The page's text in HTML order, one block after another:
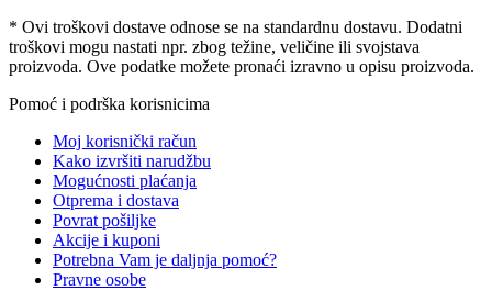
* Ovi troškovi dostave odnose se na standardnu ​​dostavu. Dodatni
troškovi mogu nastati npr. zbog težine, veličine ili svojstava
proizvoda. Ove podatke možete pronaći izravno u opisu proizvoda.
Pomoć i podrška korisnicima
Moj korisnički račun
Kako izvršiti narudžbu
Mogućnosti plaćanja
Otprema i dostava
Povrat pošiljke
Akcije i kuponi
Potrebna Vam je daljnja pomoć?
Pravne osobe